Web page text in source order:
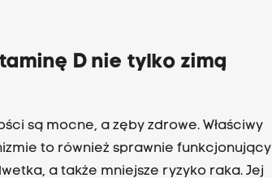
D nie tylko zimą
są mocne, a zęby zdrowe. Właściwy
to również sprawnie funkcjonujący
a także mniejsze ryzyko raka. Jej